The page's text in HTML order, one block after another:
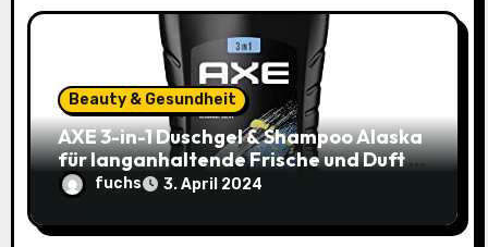
Beauty & Gesundheit
AXE 3-in-1 Duschgel & Shampoo Alaska
für langanhaltende Frische und Duft –
Sparangebot nur 1,79€ statt 2,65€
fuchs 3. April 2024